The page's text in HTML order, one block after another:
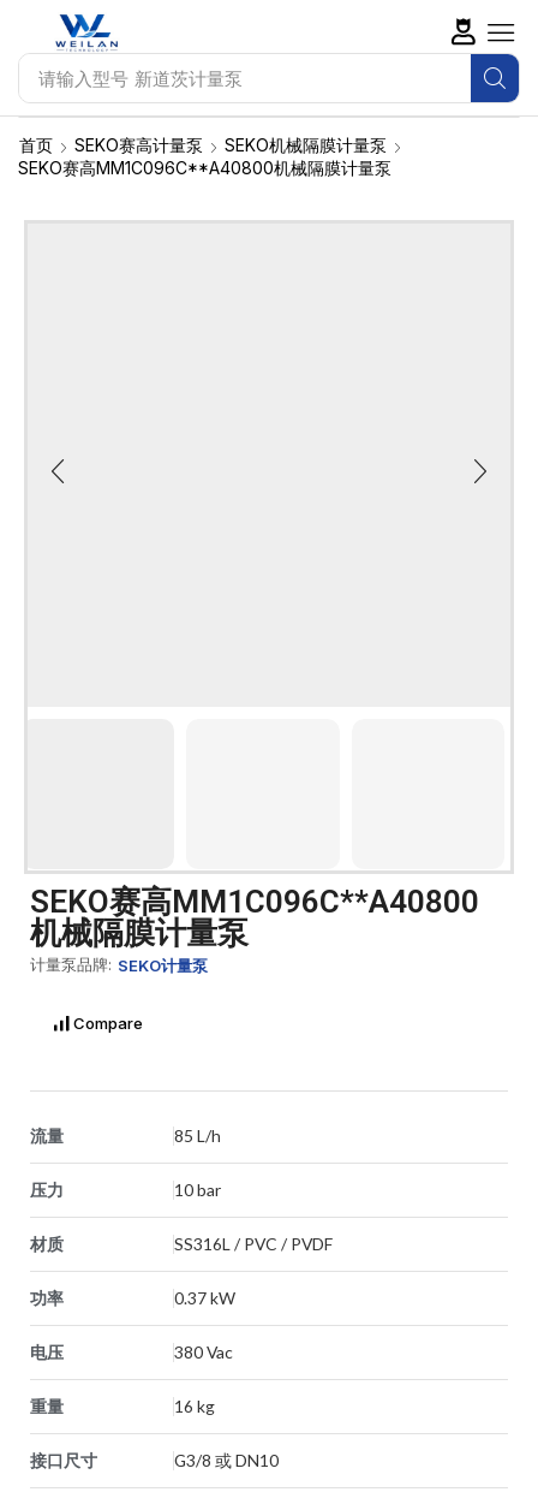
请输入型号 SEKO水质监测仪
首页 SEKO赛高计量泵
SEKO机械隔膜计量泵
SEKO赛高MM1C096C**A40800机械隔膜计量泵
SEKO赛高MM1C096C**A40800
机械隔膜计量泵
计量泵品牌: SEKO计量泵
Compare
流量 85 L/h
压力 10 bar
材质 SS316L / PVC / PVDF
功率 0.37 kW
电压 380 Vac
重量 16 kg
接口尺寸 G3/8 或 DN10